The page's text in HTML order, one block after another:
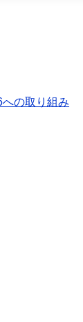
への取り組み